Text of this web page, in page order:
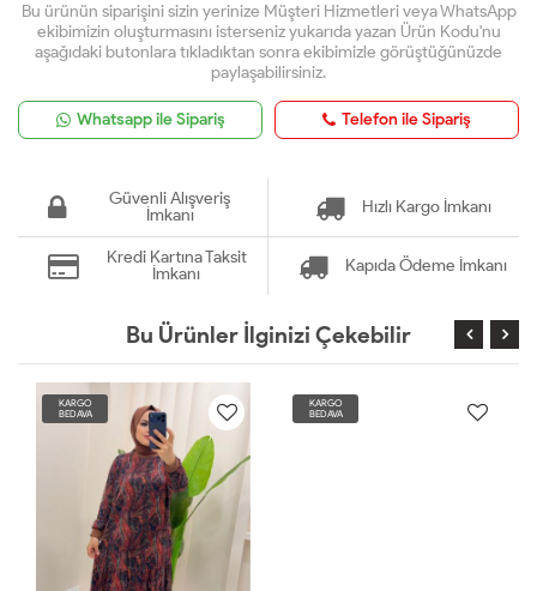
Bu ürünün siparişini sizin yerinize Müşteri Hizmetleri veya WhatsApp
ekibimizin oluşturmasını isterseniz yukarıda yazan Ürün Kodu'nu
aşağıdaki butonlara tıkladıktan sonra ekibimizle görüştüğünüzde
paylaşabilirsiniz.
Whatsapp ile Sipariş Telefon ile Sipariş
Güvenli Alışveriş
İmkanı
Hızlı Kargo İmkanı
Kredi Kartına Taksit
İmkanı
Kapıda Ödeme İmkanı
Bu Ürünler İlginizi Çekebilir
KARGO
BEDAVA
KARGO
BEDAVA